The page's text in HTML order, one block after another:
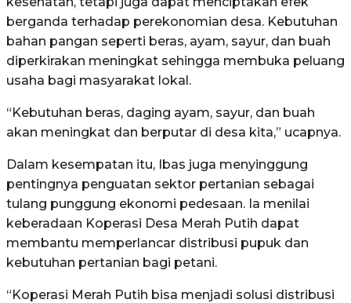
berganda terhadap perekonomian desa. Kebutuhan
bahan pangan seperti beras, ayam, sayur, dan buah
diperkirakan meningkat sehingga membuka peluang
usaha bagi masyarakat lokal.
“Kebutuhan beras, daging ayam, sayur, dan buah
akan meningkat dan berputar di desa kita,” ucapnya.
Dalam kesempatan itu, Ibas juga menyinggung
pentingnya penguatan sektor pertanian sebagai
tulang punggung ekonomi pedesaan. Ia menilai
keberadaan Koperasi Desa Merah Putih dapat
membantu memperlancar distribusi pupuk dan
kebutuhan pertanian bagi petani.
“Koperasi Merah Putih bisa menjadi solusi distribusi